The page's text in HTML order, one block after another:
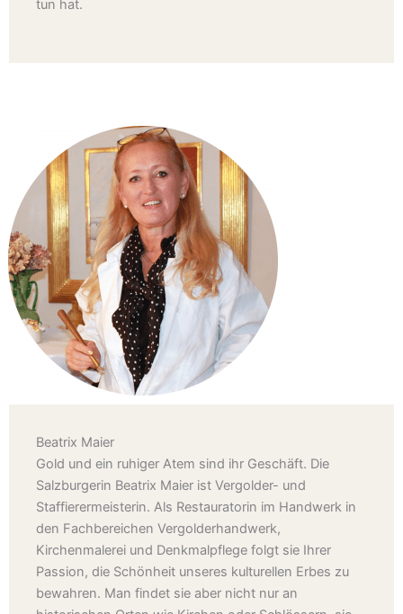
tun hat.
Beatrix Maier
Gold und ein ruhiger Atem sind ihr Geschäft. Die
Salzburgerin Beatrix Maier ist Vergolder- und
Staffierermeisterin. Als Restauratorin im Handwerk in
den Fachbereichen Vergolderhandwerk,
Kirchenmalerei und Denkmalpflege folgt sie Ihrer
Passion, die Schönheit unseres kulturellen Erbes zu
bewahren. Man findet sie aber nicht nur an